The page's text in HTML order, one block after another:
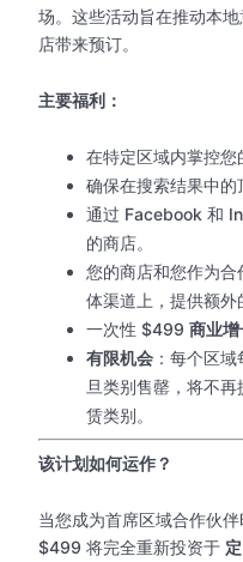
场。这些活动旨在推动本
店带来预订。
主要福利：
在特定区域内掌控您
确保在搜索结果中的
通过 Facebook 和
的商店。
您的商店和您作为
体渠道上，提供额外
一次性 $499 商业
有限机会 ：每个区
旦类别售罄，将不
赁类别。
该计划如何运作？
当您成为首席区域合作伙
$499 将完全重新投资于